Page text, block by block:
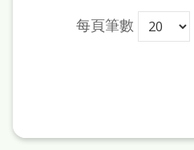
料
每頁筆數